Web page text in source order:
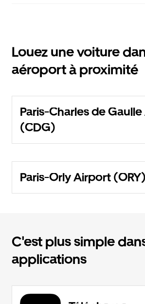
Louez une voiture
aéroport à proximité
Paris-Charles de
(CDG)
Paris-Orly Airport (ORY)
C'est plus simple
applications